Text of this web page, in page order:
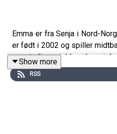
Emma er fra Senja i Nord-
er født i 2002 og spiller
av studiene jobber hun i
signert en ny toårsavtale
episoden snakker vi om
Show more
RSS